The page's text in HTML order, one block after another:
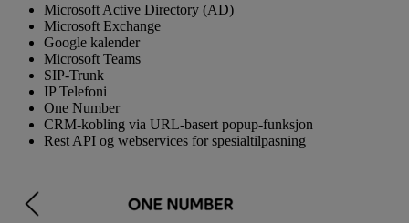
Microsoft Active Directory (AD)
Microsoft Exchange
Google kalender
Microsoft Teams
SIP-Trunk
IP Telefoni
One Number
CRM-kobling via URL-basert popup-funksjon
Rest API og webservices for spesialtilpasning